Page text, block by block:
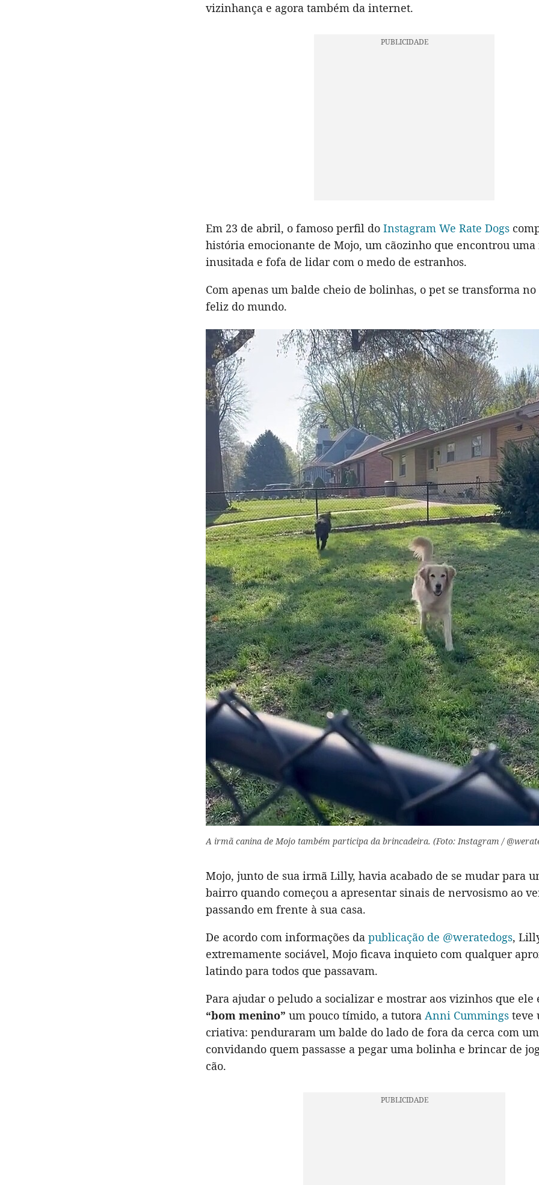
vizinhança e agora também da internet.
Em 23 de abril, o famoso perfil do Instagram We Rate Dogs
história emocionante de Mojo, um cãozinho que encontrou
inusitada e fofa de lidar com o medo de estranhos.
Com apenas um balde cheio de bolinhas, o pet se transforma no
feliz do mundo.
A irmã canina de Mojo também participa da brincadeira. (Foto: Instagram /
Mojo, junto de sua irmã Lilly, havia acabado de se mudar para
bairro quando começou a apresentar sinais de nervosismo ao
passando em frente à sua casa.
De acordo com informações da publicação de @weratedogs,
extremamente sociável, Mojo ficava inquieto com qualquer
latindo para todos que passavam.
Para ajudar o peludo a socializar e mostrar aos vizinhos que ele
“bom menino” um pouco tímido, a tutora Anni Cummings teve
criativa: penduraram um balde do lado de fora da cerca com
convidando quem passasse a pegar uma bolinha e brincar de
cão.